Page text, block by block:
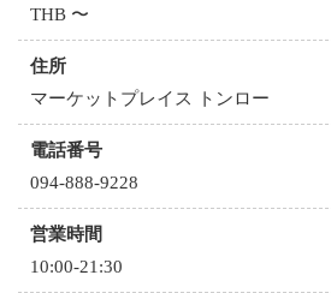
THB 〜
住所
マーケットプレイス トンロー
電話番号
094-888-9228
営業時間
10:00-21:30